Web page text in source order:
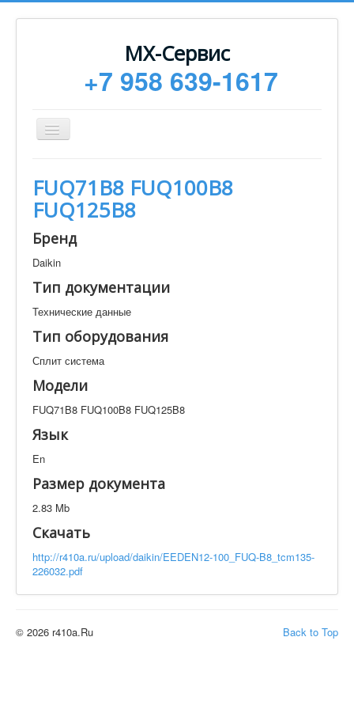
МХ-Сервис
+7 958 639-1617
Toggle
Navigation
Монтаж
Сервисное обслуживание
Техническая документация
Контакты
Техническая документация
FUQ71B8 FUQ100B8 FUQ125B8
Искать
Производитель
Элементов на страницу
FUQ71B8 FUQ100B8
FUQ125B8
Бренд
Daikin
Тип документации
Технические данные
Тип оборудования
Сплит система
Модели
FUQ71B8 FUQ100B8 FUQ125B8
Язык
En
Размер документа
2.83 Mb
Скачать
http://r410a.ru/upload/daikin/EEDEN12-100_FUQ-B8_tcm135-
226032.pdf
Back to Top
© 2026 r410a.Ru